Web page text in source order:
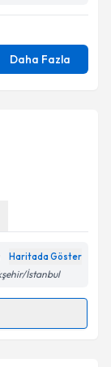
Daha Fazla
Haritada Göster
İstanbul